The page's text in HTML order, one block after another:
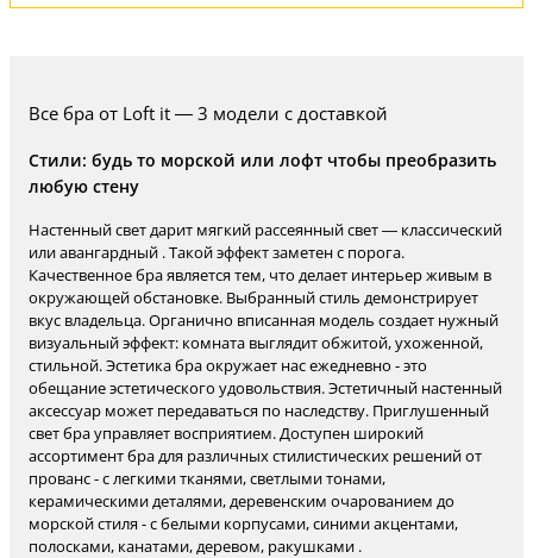
Все бра от Loft it — 3 модели с доставкой
Стили: будь то морской или лофт чтобы преобразить
любую стену
Настенный свет дарит мягкий рассеянный свет — классический
или авангардный . Такой эффект заметен с порога.
Качественное бра является тем, что делает интерьер живым в
окружающей обстановке. Выбранный стиль демонстрирует
вкус владельца. Органично вписанная модель создает нужный
визуальный эффект: комната выглядит обжитой, ухоженной,
стильной. Эстетика бра окружает нас ежедневно - это
обещание эстетического удовольствия. Эстетичный настенный
аксессуар может передаваться по наследству. Приглушенный
свет бра управляет восприятием. Доступен широкий
ассортимент бра для различных стилистических решений от
прованс - с легкими тканями, светлыми тонами,
керамическими деталями, деревенским очарованием до
морской стиля - с белыми корпусами, синими акцентами,
полосками, канатами, деревом, ракушками .